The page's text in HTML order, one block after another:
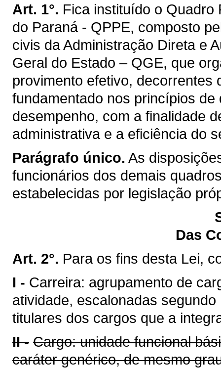
Art. 1°. Fica instituído o Quadro
do Paraná - QPPE, composto
civis da Administração Direta e
Geral do Estado – QGE, que
provimento efetivo, decorrentes
fundamentado nos princípios
desempenho, com a finalidade
administrativa e a eficiência do
Parágrafo único. As
funcionários dos demais
estabelecidas por legislação
Das
Art. 2°. Para os fins desta Lei,
I - Carreira: agrupamento de
atividade, escalonadas
titulares dos cargos que a
II - Cargo: unidade funcional
caráter genérico, de mesmo